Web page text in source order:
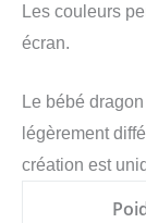
Les couleurs
écran.
Le bébé
légèrement
création est